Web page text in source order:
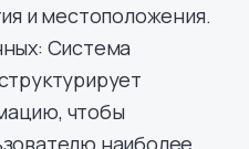
и местоположения.
Система
чтобы